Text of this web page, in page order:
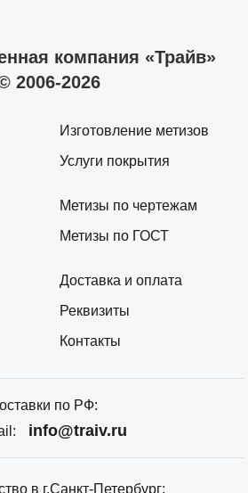
компания «Трайв»
2006-2026
Изготовление метизов
Услуги покрытия
Метизы по чертежам
Метизы по ГОСТ
Доставка и оплата
Реквизиты
Контакты
по РФ:
info@traiv.ru
в г.Санкт-Петербург: